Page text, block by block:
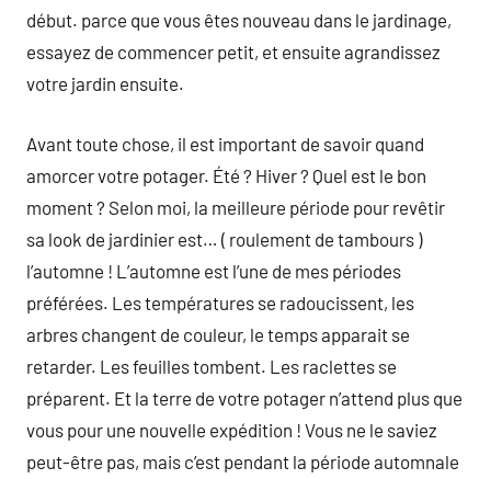
début. parce que vous êtes nouveau dans le jardinage,
essayez de commencer petit, et ensuite agrandissez
votre jardin ensuite.
Avant toute chose, il est important de savoir quand
amorcer votre potager. Été ? Hiver ? Quel est le bon
moment ? Selon moi, la meilleure période pour revêtir
sa look de jardinier est… ( roulement de tambours )
l’automne ! L’automne est l’une de mes périodes
préférées. Les températures se radoucissent, les
arbres changent de couleur, le temps apparait se
retarder. Les feuilles tombent. Les raclettes se
préparent. Et la terre de votre potager n’attend plus que
vous pour une nouvelle expédition ! Vous ne le saviez
peut-être pas, mais c’est pendant la période automnale